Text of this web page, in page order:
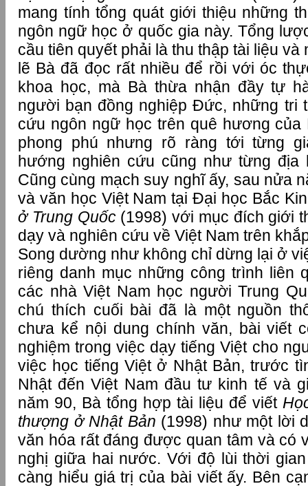
mang tính tổng quát giới thiệu những
ngôn ngữ học ở quốc gia này. Tổng
cầu tiên quyết phải là thu thập tài liệu và
lẽ Bà đã đọc rất nhiều để rồi với óc
khoa học, mà Bà thừa nhận đầy tự
người bạn đồng nghiệp Đức, những tri
cứu ngôn ngữ học trên quê hương
phong phú nhưng rõ ràng tới từng
hướng nghiên cứu cũng như từng địa
Cũng cùng mạch suy nghĩ ấy, sau nửa
và văn học Việt Nam tại Đại học Bắc
ở Trung Quốc (1998) với mục đích giới
dạy và nghiên cứu về Việt Nam trên
Song dường như không chỉ dừng lại ở
riêng danh mục những công trình liên
các nhà Việt Nam học người Trung
chú thích cuối bài đã là một nguồn
chưa kể nội dung chính văn, bài viết
nghiệm trong việc dạy tiếng Việt cho
việc học tiếng Việt ở Nhật Bản, trước
Nhật đến Việt Nam đầu tư kinh tế và
năm 90, Bà tổng hợp tài liệu để viết
thượng ở Nhật Bản (1998) như một lời
văn hóa rất đáng được quan tâm và có
nghị giữa hai nước. Với độ lùi thời
càng hiểu giá trị của bài viết ấy. Bên